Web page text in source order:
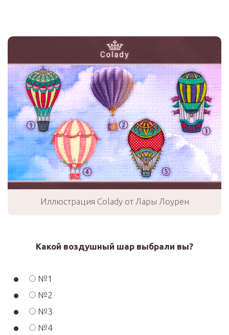
Иллюстрация Colady от Лары Лоурен
Какой воздушный шар выбрали вы?
№1
№2
№3
№4